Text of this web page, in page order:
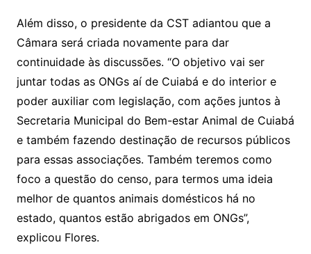
Além disso, o presidente da CST adiantou que a
Câmara será criada novamente para dar
continuidade às discussões. “O objetivo vai ser
juntar todas as ONGs aí de Cuiabá e do interior e
poder auxiliar com legislação, com ações juntos à
Secretaria Municipal do Bem-estar Animal de Cuiabá
e também fazendo destinação de recursos públicos
para essas associações. Também teremos como
foco a questão do censo, para termos uma ideia
melhor de quantos animais domésticos há no
estado, quantos estão abrigados em ONGs”,
explicou Flores.